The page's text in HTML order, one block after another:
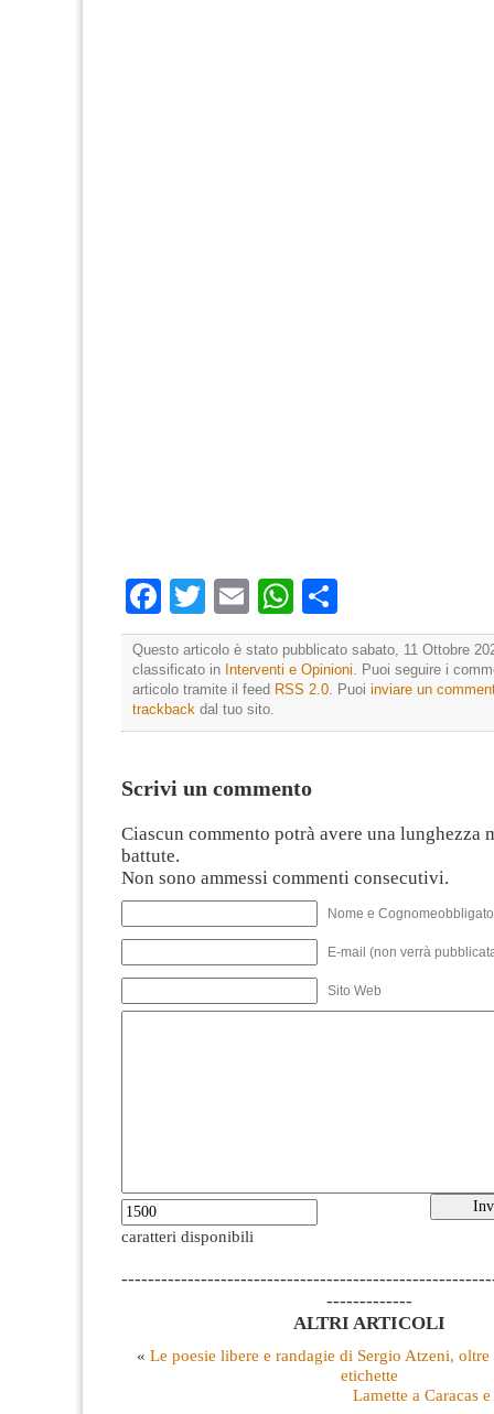
Facebook
TwitterEmailWhatsApp
Questo articolo è stato pubblicato sabato, 11 Ottobre
classificato in Interventi e Opinioni . Puoi seguire i
articolo tramite il feed RSS 2.0 . Puoi inviare un
trackback dal tuo sito.
Scrivi un commento
Ciascun commento potrà avere una lunghezza
battute.
Non sono ammessi commenti consecutivi.
Nome e
E-mail (non verrà
Sito Web
caratteri disponibili
-------------
ALTRI ARTICOLI
« Le poesie libere e randagie di Sergio Atzeni, oltre
etichette
Lamette a Caracas